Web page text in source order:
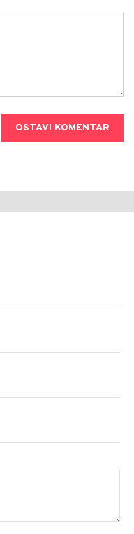
OSTAVI KOMENTAR